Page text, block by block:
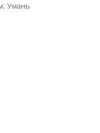
Умань